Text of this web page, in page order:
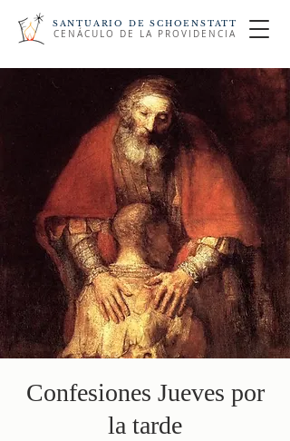
SANTUARIO DE SCHOENSTATT
CENÁCULO DE LA PROVIDENCIA
Confesiones Jueves por
la tarde